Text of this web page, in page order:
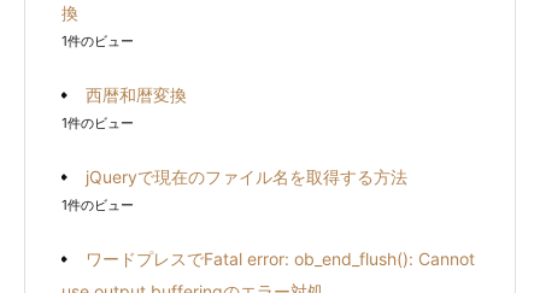
換
1件のビュー
西暦和暦変換
1件のビュー
jQueryで現在のファイル名を取得する方法
1件のビュー
ワードプレスでFatal error: ob_end_flush(): Cannot